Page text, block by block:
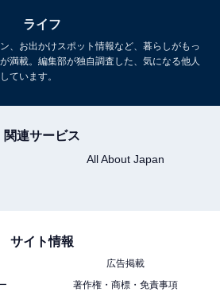
ドリル」
題と例文に「うんこ」を入れた学
ル」は、子どもたちの目線で、子
ことを最重要に考えて作られてい
ライフ
、お出かけスポット情報など、暮らしがもっ
満載。編集部が独自調査した、気になる他人
ています。
関連サービス
All About Japan
サイト情報
広告掲載
著作権・商標・免責事項